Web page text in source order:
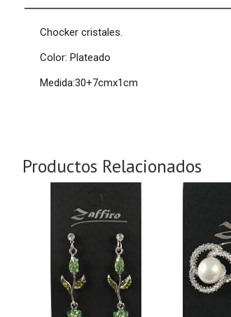
Chocker cristales.
Color: Plateado
Medida:30+7cmx1cm
Productos Relacionados